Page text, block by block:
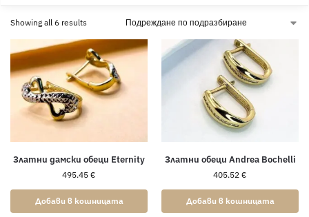
Showing all 6 results
Златни дамски обеци Eternity
495.45 €
Добави в кошницата
Златни обеци Andrea Bochelli
405.52 €
Добави в кошницата